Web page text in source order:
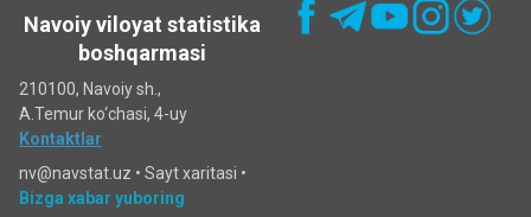
Navoiy viloyat statistika
boshqarmasi
210100, Navoiy sh.,
A.Temur ko‘chаsi, 4-uy
Kontaktlar
nv@navstat.uz • Sayt xaritasi •
Bizga xabar yuboring